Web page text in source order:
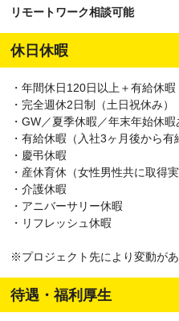
東久留米市、武蔵村山市、多摩
西多摩郡奥多摩町、大島町、利
宅村、御蔵島村、八丈島八丈町
横浜市南区、横浜市保土ケ谷区
浜市港北区、横浜市戸塚区、横
区、横浜市瀬谷区、横浜市栄区
市都筑区、川崎市川崎区、川崎
区、川崎市多摩区、川崎市宮前
相模原市中央区、相模原市南区
市、小田原市、茅ヶ崎市、逗子
市、伊勢原市、海老名市、座間
町、高座郡寒川町、中郡大磯町
町、足柄下郡箱根町、足柄下郡
愛川町、愛甲郡清川村） 、埼玉
北区、さいたま市大宮区、さい
さいたま市桜区、さいたま市浦
リモートワーク相談可能
休日休暇
・年間休日120日以上＋有給休暇
・完全週休2日制（土日祝休み）
・GW／夏季休暇／年末年始休暇
・有給休暇（入社3ヶ月後から有
・慶弔休暇
・産休育休（女性男性共に取得実
・介護休暇
・アニバーサリー休暇
・リフレッシュ休暇
※プロジェクト先により変動があ
待遇・福利厚生